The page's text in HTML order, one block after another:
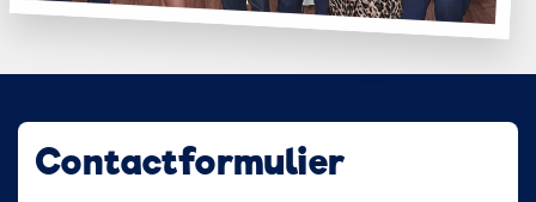
Contactformulier